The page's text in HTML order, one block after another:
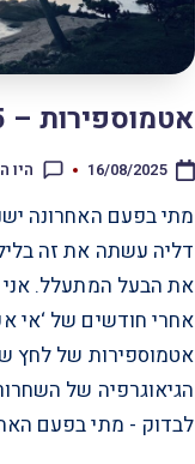
אטמוספירות – 16.8.25
16/08/2025 היו
דליה עשתה את זה
את הבעל המתעלל.
אחרי חודשים של ‘אי
אטמוספירות של לחץ
הגיאוגרפיה של
לבדוק - מתי בפעם